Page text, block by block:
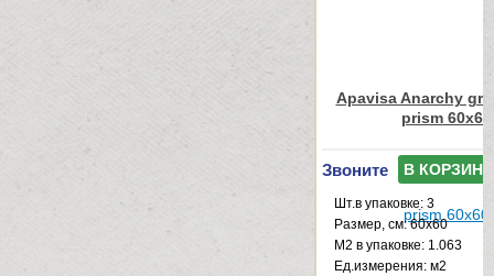
Apavisa Anarchy
prism 60x60
Звоните В КОРЗИНУ
Шт.в упаковке: 3
Размер, см: 60x60
М2 в упаковке: 1.063
Ед.измерения: м2